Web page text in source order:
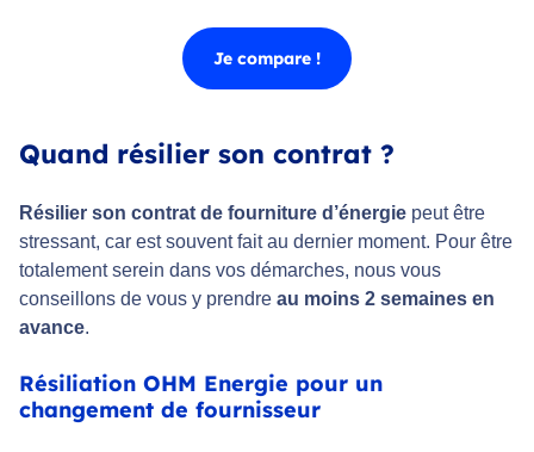
Je compare !
Quand résilier son contrat ?
Résilier son contrat de fourniture d’énergie peut être
stressant, car est souvent fait au dernier moment. Pour être
totalement serein dans vos démarches, nous vous
conseillons de vous y prendre au moins 2 semaines en
avance.
Résiliation OHM Energie pour un
changement de fournisseur